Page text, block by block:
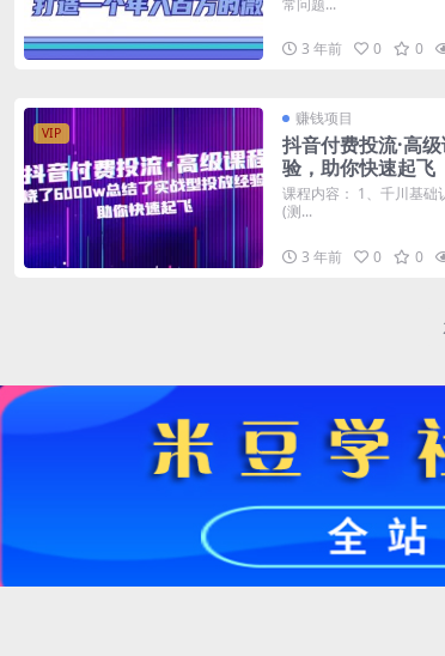
常问题...
3 年前 0 0
VIP
赚钱项目
抖音付费投流·高
验，助你快速起飞
课程内容： 1、千川基础
(测...
3 年前 0 0